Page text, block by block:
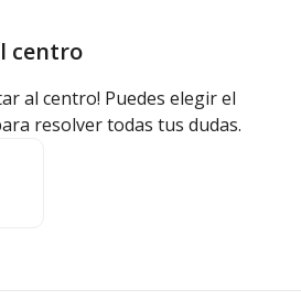
centro
al centro! Puedes elegir el
resolver todas tus dudas.